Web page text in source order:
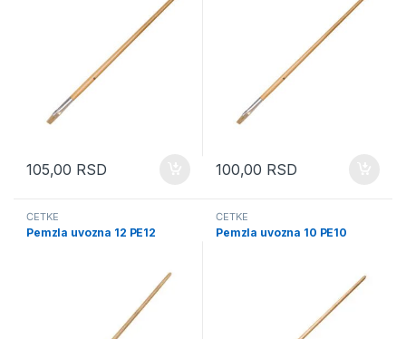
105,00 RSD 100,00 RSD
ČETKE
Pemzla uvozna 12 PE12
ČETKE
Pemzla uvozna 10 PE10